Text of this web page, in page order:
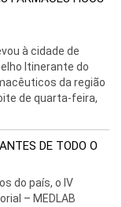
à cidade de
Itinerante do
da região
de quarta-feira,
DE TODO O
do país, o IV
– MEDLAB